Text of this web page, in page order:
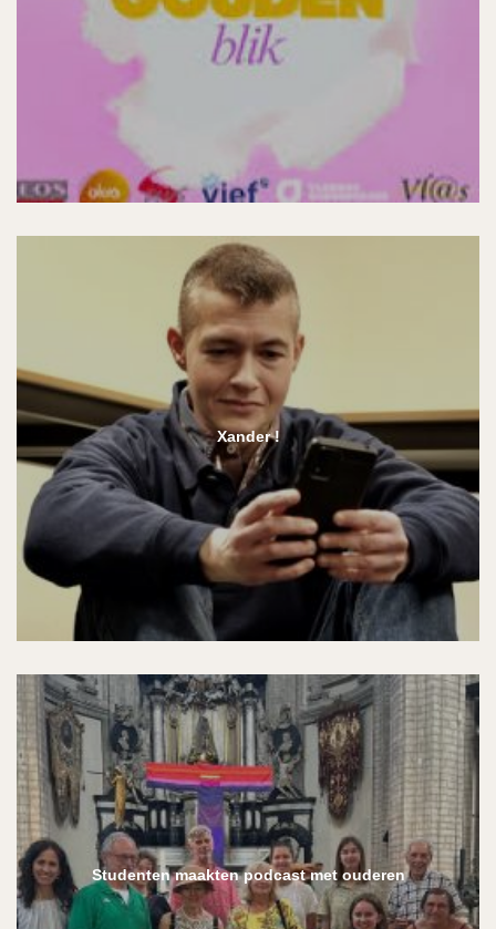
Xander !
Studenten maakten podcast met ouderen